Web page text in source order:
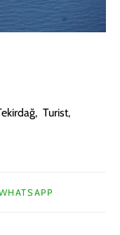
, Turist,